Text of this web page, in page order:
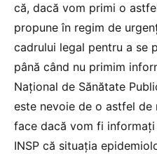
că, dacă vom primi o
propune în regim de
cadrului legal pentru a se
până când nu primim
Național de Sănătate
este nevoie de o astfel de
face dacă vom fi
INSP că situația